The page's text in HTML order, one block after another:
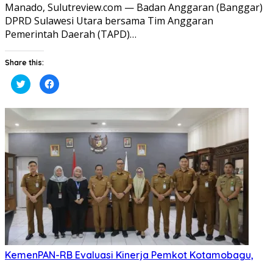
Manado, Sulutreview.com — Badan Anggaran (Banggar)
DPRD Sulawesi Utara bersama Tim Anggaran
Pemerintah Daerah (TAPD)…
Share this:
Klik
untuk
berbagi
Twitter(Membuka
di
yang
baru)
Klik
untuk
Facebook(Membuka
di
yang
baru)
KemenPAN-RB Evaluasi Kinerja Pemkot Kotamobagu,